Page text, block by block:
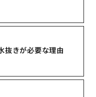
抜きが必要な理由